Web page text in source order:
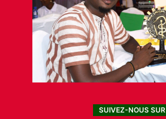
SUIVEZ-NOUS SUR